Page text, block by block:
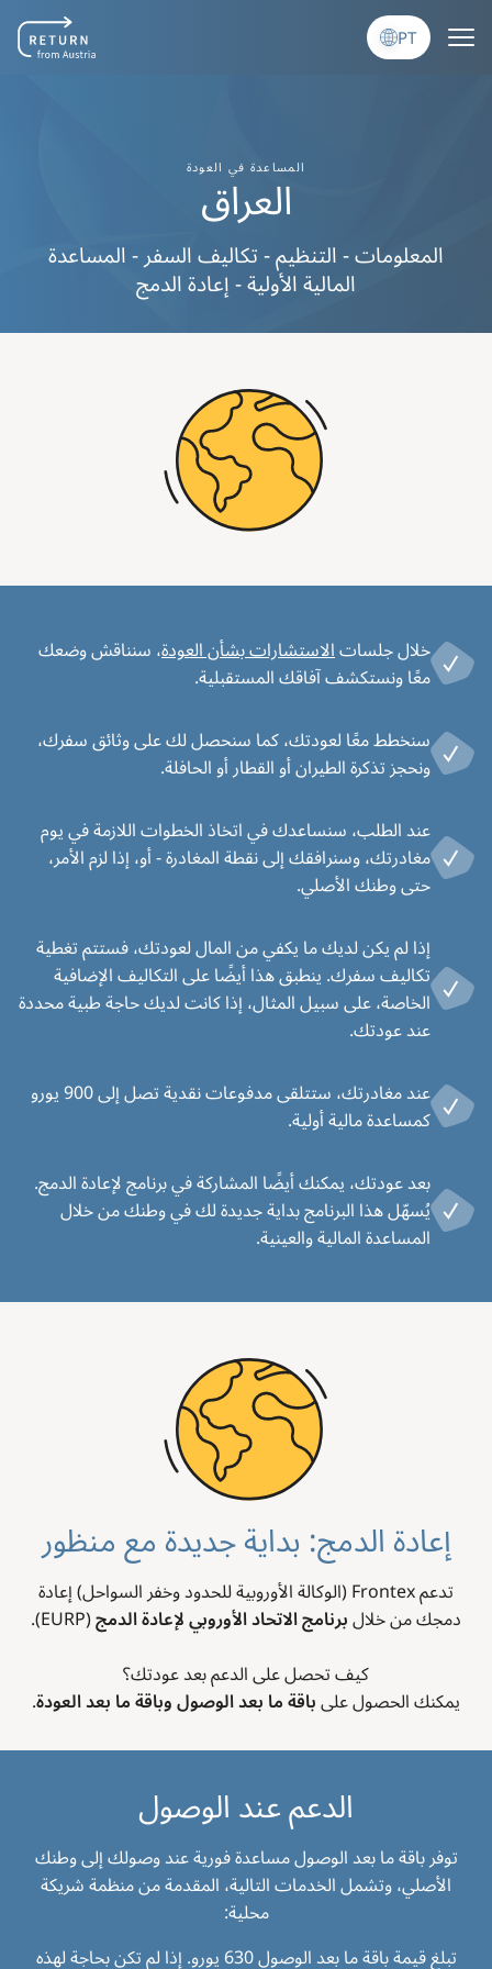
Passar para o conteúdo principal PT
المساعدة في العودة
العراق
المعلومات - التنظيم - تكاليف السفر - المساعدة
المالية الأولية - إعادة الدمج
خلال جلسات الاستشارات بشأن العودة، سنناقش وضعك
معًا ونستكشف آفاقك المستقبلية.
سنخطط معًا لعودتك، كما سنحصل لك على وثائق سفرك،
ونحجز تذكرة الطيران أو القطار أو الحافلة.
عند الطلب، سنساعدك في اتخاذ الخطوات اللازمة في يوم
مغادرتك، وسنرافقك إلى نقطة المغادرة - أو، إذا لزم الأمر،
حتى وطنك الأصلي.
إذا لم يكن لديك ما يكفي من المال لعودتك، فستتم تغطية
تكاليف سفرك. ينطبق هذا أيضًا على التكاليف الإضافية
الخاصة، على سبيل المثال، إذا كانت لديك حاجة طبية محددة
عند عودتك.
عند مغادرتك، ستتلقى مدفوعات نقدية تصل إلى 900 يورو
كمساعدة مالية أولية.
بعد عودتك، يمكنك أيضًا المشاركة في برنامج لإعادة الدمج.
يُسهّل هذا البرنامج بداية جديدة لك في وطنك من خلال
المساعدة المالية والعينية.
إعادة الدمج: بداية جديدة مع منظور
تدعم Frontex (الوكالة الأوروبية للحدود وخفر السواحل) إعادة
دمجك من خلال برنامج الاتحاد الأوروبي لإعادة الدمج(EURP).
كيف تحصل على الدعم بعد عودتك؟
يمكنك الحصول على باقة ما بعد الوصول وباقة ما بعد العودة.
الدعم عند الوصول
توفر باقة ما بعد الوصول مساعدة فورية عند وصولك إلى وطنك
الأصلي، وتشمل الخدمات التالية، المقدمة من منظمة شريكة
محلية:
تبلغ قيمة باقة ما بعد الوصول 630 يورو. إذا لم تكن بحاجة لهذه